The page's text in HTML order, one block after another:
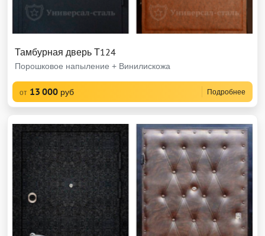
Тамбурная дверь Т124
Порошковое напыление + Винилискожа
от 13 000 руб Подробнее